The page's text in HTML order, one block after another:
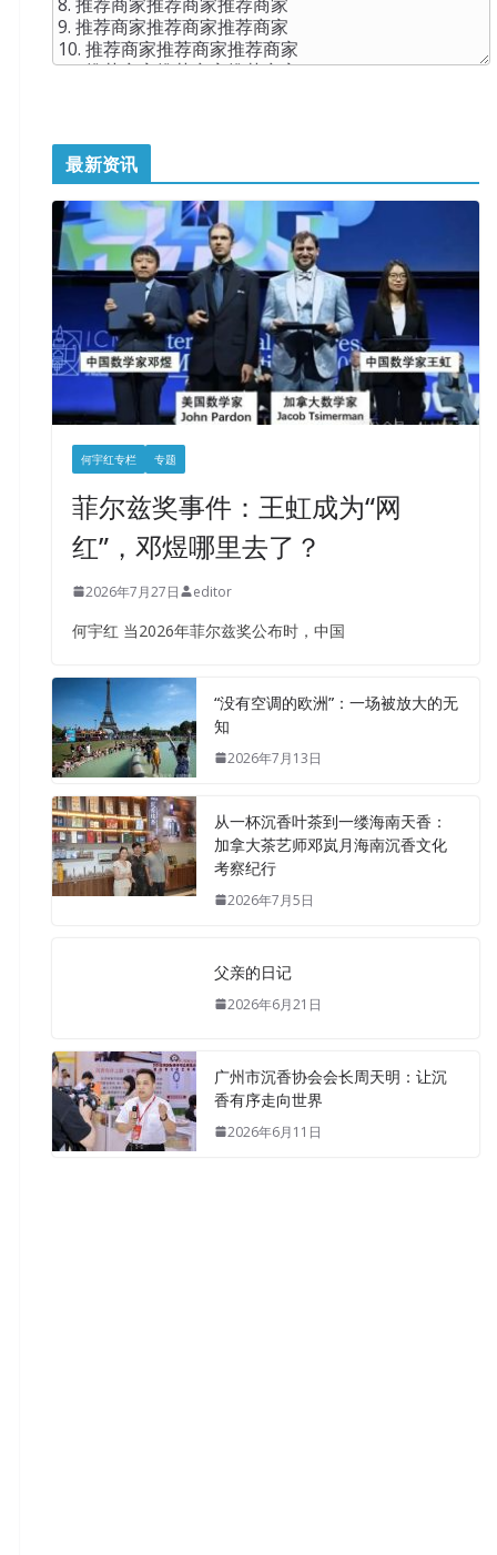
最新资讯
何宇红专栏 专题
菲尔兹奖事件：王虹成为“网
红”，邓煜哪里去了？
2026年7月27日 editor
何宇红 当2026年菲尔兹奖公布时，中国
“没有空调的欧洲”：一场被放大的无
知
2026年7月13日
从一杯沉香叶茶到一缕海南天香：
加拿大茶艺师邓岚月海南沉香文化
考察纪行
2026年7月5日
父亲的日记
2026年6月21日
广州市沉香协会会长周天明：让沉
香有序走向世界
2026年6月11日